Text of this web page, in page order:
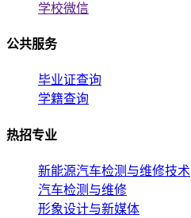
学校微信
公共服务
毕业证查询
学籍查询
热招专业
新能源汽车检测与维修技术
汽车检测与维修
形象设计与新媒体